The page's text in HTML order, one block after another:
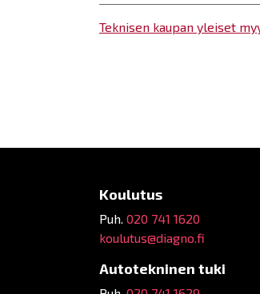
Teknisen kaupan yleiset
Koulutus
Puh. 020 741 1620
koulutus@diagno.fi
Autotekninen tuki